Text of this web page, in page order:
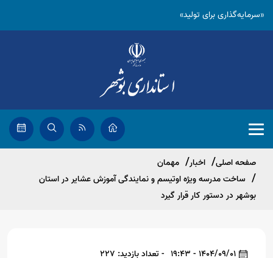
«سرمایه‌گذاری برای تولید»
صفحه اصلی اخبار
مهمان
ساخت مدرسه ویژه اوتیسم و نمایندگی آموزش عشایر در استان
بوشهر در دستور کار قرار گیرد
1404/09/01 - 19:43
- تعداد بازدید: 227